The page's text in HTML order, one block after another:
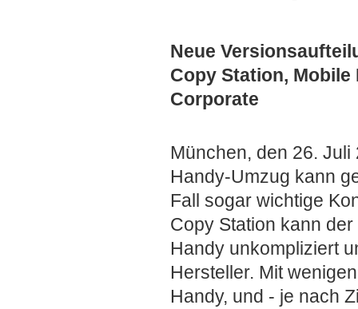
Neue
Copy Station,
Corporate
München, den 26.
Handy-Umzug kann
Fall sogar wichtige
Copy Station kann
Handy unkompliziert
Hersteller. Mit
Handy, und - je nach